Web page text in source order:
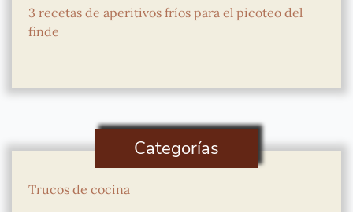
3 recetas de aperitivos fríos para el picoteo del
finde
Categorías
Trucos de cocina